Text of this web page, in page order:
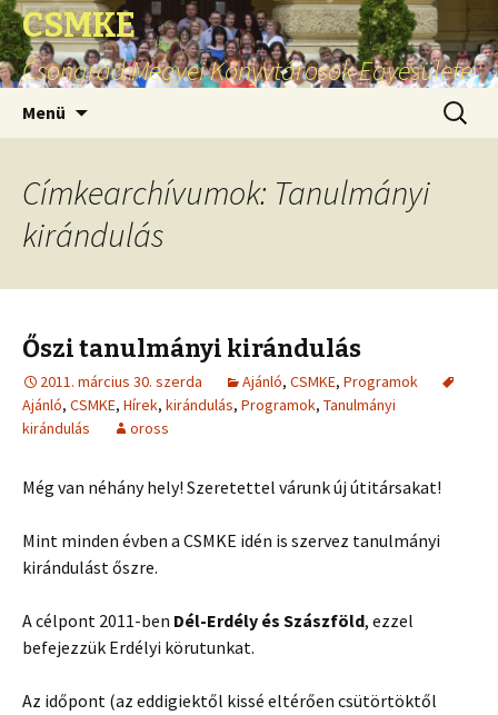
CSMKE
Csongrád Megyei Könyvtárosok Egyesülete
Menü
Címkearchívumok: Tanulmányi
kirándulás
Őszi tanulmányi kirándulás
2011. március 30. szerda Ajánló, CSMKE, Programok
Ajánló, CSMKE, Hírek, kirándulás, Programok, Tanulmányi
kirándulás
oross
Még van néhány hely! Szeretettel várunk új útitársakat!
Mint minden évben a CSMKE idén is szervez tanulmányi
kirándulást őszre.
A célpont 2011-ben Dél-Erdély és Szászföld, ezzel
befejezzük Erdélyi körutunkat.
Az időpont (az eddigiektől kissé eltérően csütörtöktől